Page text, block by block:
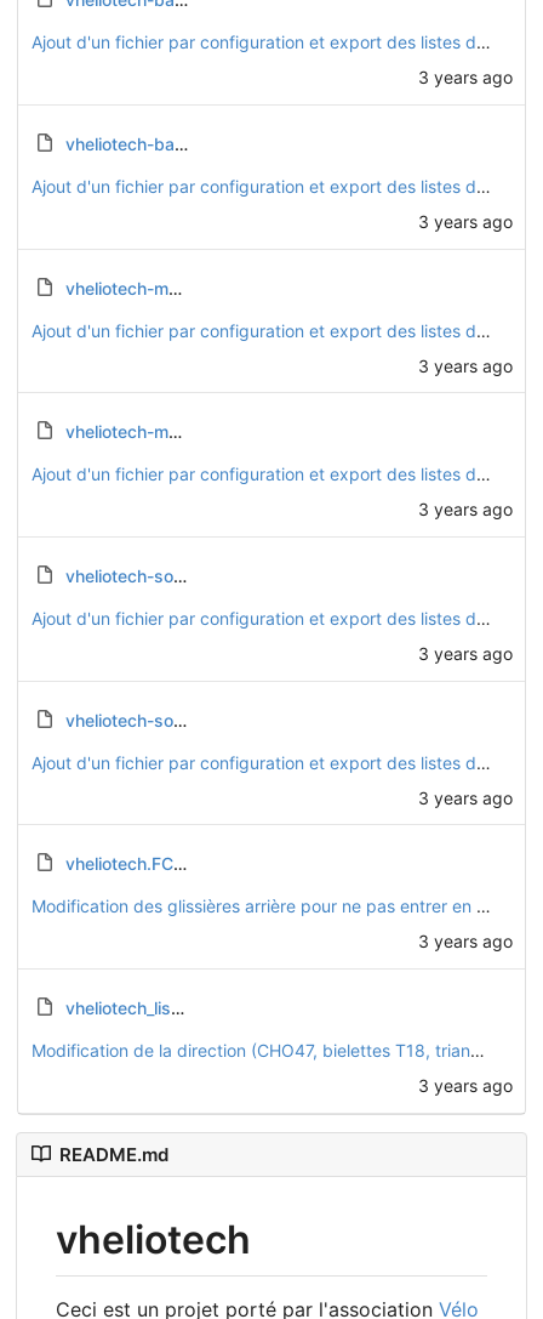
Ajout d'un fichier par configuration et export des listes de pièces
3 years ago
vheliotech-basique_list.csv
Ajout d'un fichier par configuration et export des listes de pièces
3 years ago
vheliotech-motorise.FCStd
Ajout d'un fichier par configuration et export des listes de pièces
3 years ago
vheliotech-motorise_list.csv
Ajout d'un fichier par configuration et export des listes de pièces
3 years ago
vheliotech-solaire.FCStd
Ajout d'un fichier par configuration et export des listes de pièces
3 years ago
vheliotech-solaire_list.csv
Ajout d'un fichier par configuration et export des listes de pièces
3 years ago
vheliotech.FCStd
Modification des glissières arrière pour ne pas entrer en collision avec les boulons de fixation des M01
3 years ago
vheliotech_list.csv
Modification de la direction (CHO47, bielettes T18, triangles CHO46)
3 years ago
README.md
vheliotech
Ceci est un projet porté par l'association Vélo